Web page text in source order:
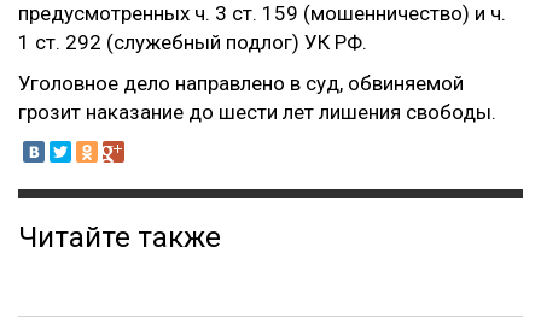
предусмотренных ч. 3 ст. 159 (мошенничество) и ч.
1 ст. 292 (служебный подлог) УК РФ.
Уголовное дело направлено в суд, обвиняемой
грозит наказание до шести лет лишения свободы.
Читайте также